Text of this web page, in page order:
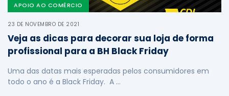
APOIO AO COMÉRCIO
23 DE NOVEMBRO DE 2021
Veja as dicas para decorar sua loja de forma
profissional para a BH Black Friday
Uma das datas mais esperadas pelos consumidores em
todo o ano é a Black Friday. A …